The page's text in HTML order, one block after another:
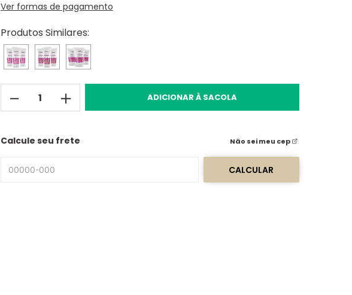
Ver formas de pagamento
Produtos Similares:
＋
－ ADICIONAR À SACOLA
Calcule seu frete Não sei meu cep
CALCULAR